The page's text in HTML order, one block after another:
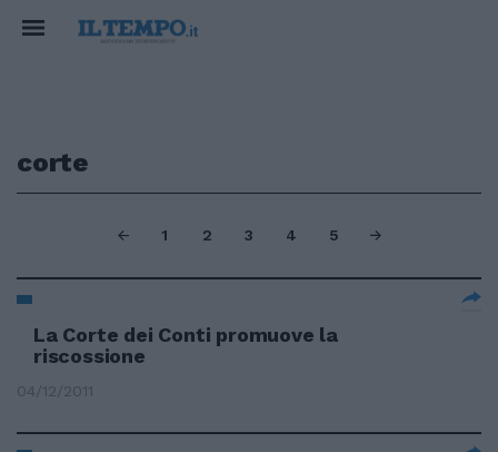
corte
1 2 3 4 5
La Corte dei Conti promuove la
riscossione
04/12/2011